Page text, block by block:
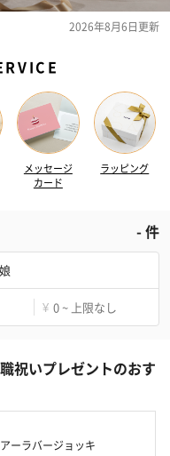
2026年8月6日更新
メッセージ
カード
ラッピング
-件
娘
¥ 0 ~ 上限なし
祝いプレゼントのおす
ーラバージョッキ